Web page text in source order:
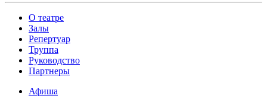
О театре
Залы
Репертуар
Труппа
Руководство
Партнеры
Афиша